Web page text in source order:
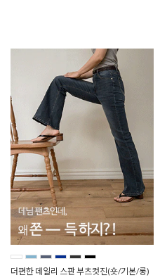
더편한 데일리 스판 부츠컷진(숏/기본/롱)